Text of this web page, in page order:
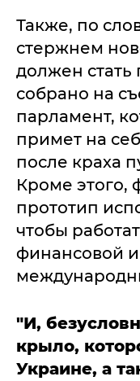
Также, по
стержнем
должен стать
собрано на
парламент,
примет на
после краха
Кроме этого,
прототип
чтобы
финансовой
"И,
крыло,
Украине, а